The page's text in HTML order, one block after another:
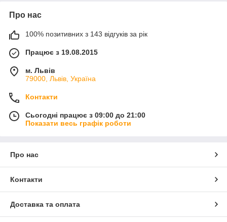
Про нас
100% позитивних з 143 відгуків за рік
Працює з 19.08.2015
м. Львів
79000, Львів, Україна
Контакти
Сьогодні працює з 09:00 до 21:00
Показати весь графік роботи
Про нас
Контакти
Доставка та оплата